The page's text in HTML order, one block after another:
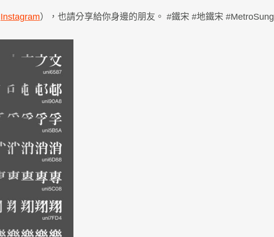
Instagram），也請分享給你身邊的朋友。 #鐵宋 #地鐵宋 #MetroSung